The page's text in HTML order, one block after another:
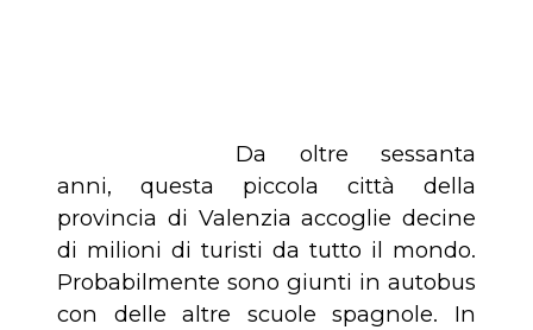
Da oltre sessanta
anni, questa piccola città della
provincia di Valenzia accoglie decine
di milioni di turisti da tutto il mondo.
Probabilmente sono giunti in autobus
con delle altre scuole spagnole. In